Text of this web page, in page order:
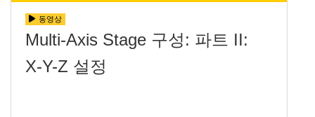
동영상
Multi-Axis Stage 구성: 파트 II:
X-Y-Z 설정